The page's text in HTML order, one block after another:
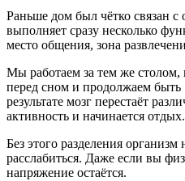
Раньше дом был чётко связан
выполняет сразу несколько
место общения, зона
Мы работаем за тем же столом,
перед сном и продолжаем
результате мозг перестаёт
активность и начинается отдых.
Без этого разделения организм
расслабиться. Даже если вы
напряжение остаётся.